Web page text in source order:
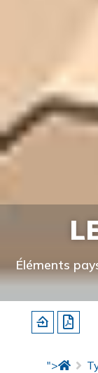
Éléments
">